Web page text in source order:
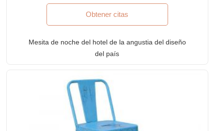
Obtener citas
Mesita de noche del hotel de la angustia del diseño
del país